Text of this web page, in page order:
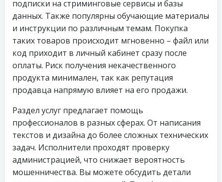
подписки на стриминговые сервисы и базы
данных. Также популярны обучающие материалы
и инструкции по различным темам. Покупка
таких товаров происходит мгновенно – файл или
код приходит в личный кабинет сразу после
оплаты. Риск получения некачественного
продукта минимален, так как репутация
продавца напрямую влияет на его продажи.
Раздел услуг предлагает помощь
профессионалов в разных сферах. От написания
текстов и дизайна до более сложных технических
задач. Исполнители проходят проверку
администрацией, что снижает вероятность
мошенничества. Вы можете обсудить детали